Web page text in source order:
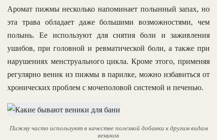
Аромат пижмы несколько напоминает полынный запах, но
эта трава обладает даже большими возможностями, чем
полынь. Ее используют для снятия боли и заживления
ушибов, при головной и ревматической боли, а также при
нарушениях менструального цикла. Кроме этого, применяя
регулярно веник из пижмы в парилке, можно избавиться от
хронических проблем с мочеполовой системой и печенью.
Пижму часто используют в качестве полезной добавки к другим видам
веников